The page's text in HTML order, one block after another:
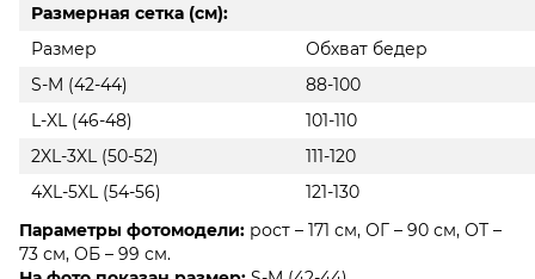
Размерная сетка (см):
Размер
Обхват бедер
S-M (42-44)
88-100
L-XL (46-48)
101-110
2XL-3XL (50-52)
111-120
4XL-5XL (54-56)
121-130
Параметры фотомодели: рост – 171 см, ОГ – 90 см, ОТ –
73 см, ОБ – 99 см.